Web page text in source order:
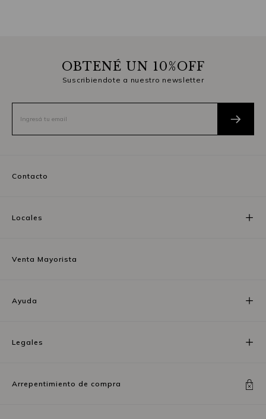
OBTENÉ UN 10%OFF
Suscribiendote a nuestro newsletter
Contacto
Locales
Venta Mayorista
Ayuda
Legales
Arrepentimiento de compra